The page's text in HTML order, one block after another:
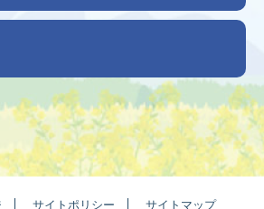
サイトポリシー サイトマップ